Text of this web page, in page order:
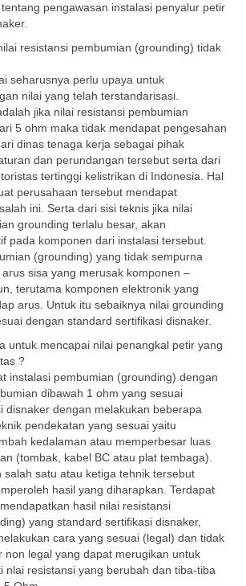
pengawasan instalasi penyalur petir
resistansi pembumian (grounding) tidak
seharusnya perlu upaya untuk
nilai yang telah terstandarisasi.
jika nilai resistansi pembumian
5 ohm maka tidak mendapat pengesahan
dinas tenaga kerja sebagai pihak
dan perundangan tersebut serta dari
tertinggi kelistrikan di Indonesia. Hal
perusahaan tersebut mendapat
ini. Serta dari sisi teknis jika nilai
grounding terlalu besar, akan
pada komponen dari instalasi tersebut.
(grounding) yang tidak sempurna
sisa yang merusak komponen –
terutama komponen elektronik yang
arus. Untuk itu sebaiknya nilai grounding
dengan standard sertifikasi disnaker.
untuk mencapai nilai penangkal petir yang
?
instalasi pembumian (grounding) dengan
dibawah 1 ohm yang sesuai
disnaker dengan melakukan beberapa
pendekatan yang sesuai yaitu
kedalaman atau memperbesar luas
(tombak, kabel BC atau plat tembaga).
salah satu atau ketiga tehnik tersebut
hasil yang diharapkan. Terdapat
hasil nilai resistansi
yang standard sertifikasi disnaker,
cara yang sesuai (legal) dan tidak
non legal yang dapat merugikan untuk
nlai resistansi yang berubah dan tiba-tiba